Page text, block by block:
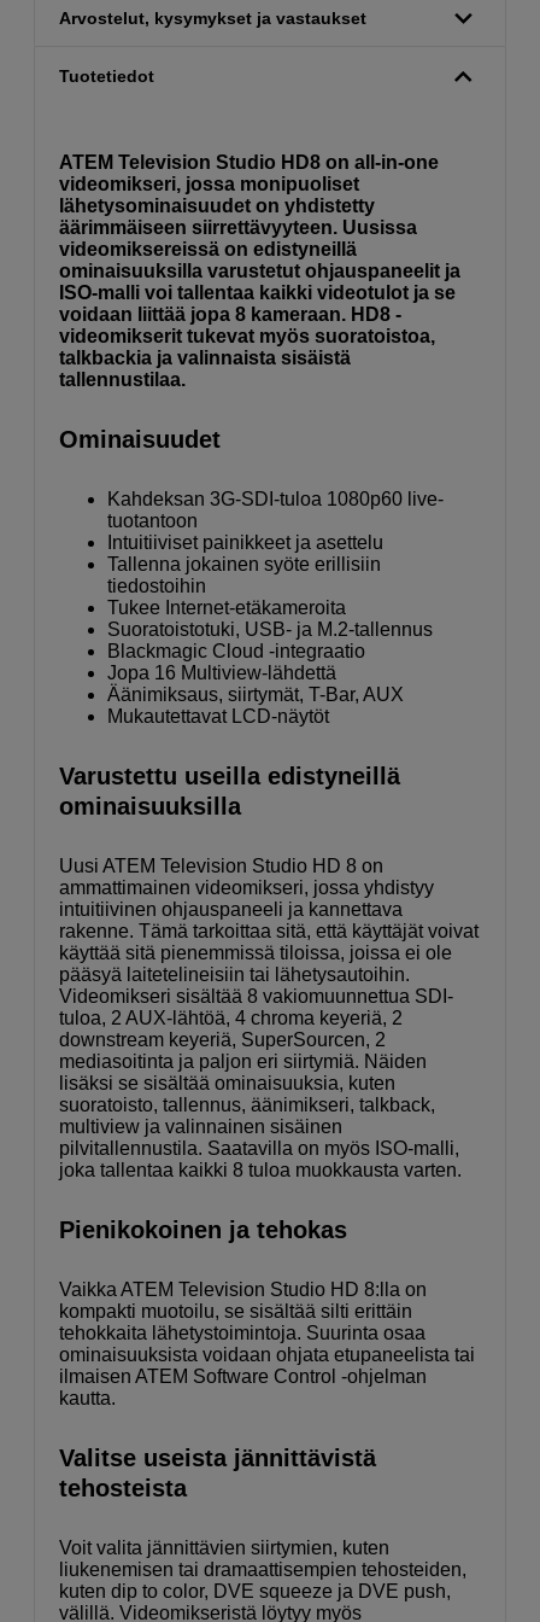
Arvostelut, kysymykset ja vastaukset
Tuotetiedot
ATEM Television Studio HD8 on all-in-one
videomikseri, jossa monipuoliset
lähetysominaisuudet on yhdistetty
äärimmäiseen siirrettävyyteen. Uusissa
videomiksereissä on edistyneillä
ominaisuuksilla varustetut ohjauspaneelit ja
ISO-malli voi tallentaa kaikki videotulot ja se
voidaan liittää jopa 8 kameraan. HD8 -
videomikserit tukevat myös suoratoistoa,
talkbackia ja valinnaista sisäistä
tallennustilaa.
Ominaisuudet
Kahdeksan 3G-SDI-tuloa 1080p60 live-
tuotantoon
Intuitiiviset painikkeet ja asettelu
Tallenna jokainen syöte erillisiin
tiedostoihin
Tukee Internet-etäkameroita
Suoratoistotuki, USB- ja M.2-tallennus
Blackmagic Cloud -integraatio
Jopa 16 Multiview-lähdettä
Äänimiksaus, siirtymät, T-Bar, AUX
Mukautettavat LCD-näytöt
Varustettu useilla edistyneillä
ominaisuuksilla
Uusi ATEM Television Studio HD 8 on
ammattimainen videomikseri, jossa yhdistyy
intuitiivinen ohjauspaneeli ja kannettava
rakenne. Tämä tarkoittaa sitä, että käyttäjät voivat
käyttää sitä pienemmissä tiloissa, joissa ei ole
pääsyä laitetelineisiin tai lähetysautoihin.
Videomikseri sisältää 8 vakiomuunnettua SDI-
tuloa, 2 AUX-lähtöä, 4 chroma keyeriä, 2
downstream keyeriä, SuperSourcen, 2
mediasoitinta ja paljon eri siirtymiä. Näiden
lisäksi se sisältää ominaisuuksia, kuten
suoratoisto, tallennus, äänimikseri, talkback,
multiview ja valinnainen sisäinen
pilvitallennustila. Saatavilla on myös ISO-malli,
joka tallentaa kaikki 8 tuloa muokkausta varten.
Pienikokoinen ja tehokas
Vaikka ATEM Television Studio HD 8:lla on
kompakti muotoilu, se sisältää silti erittäin
tehokkaita lähetystoimintoja. Suurinta osaa
ominaisuuksista voidaan ohjata etupaneelista tai
ilmaisen ATEM Software Control -ohjelman
kautta.
Valitse useista jännittävistä
tehosteista
Voit valita jännittävien siirtymien, kuten
liukenemisen tai dramaattisempien tehosteiden,
kuten dip to color, DVE squeeze ja DVE push,
välillä. Videomikseristä löytyy myös